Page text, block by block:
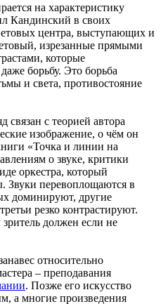
на характеристику
Кандинский в своих
центра, выступающих и
изрезанные прямыми
которые
борьбу. Это борьба
и света, противостояние
с теорией автора
изображение, о чём он
«Точка и линии на
о звуке, критики
оркестра, который
Звуки перевоплощаются в
доминируют, другие
резко контрастируют.
должен если не
относительно
– преподавания
. Позже его искусство
а многие произведения